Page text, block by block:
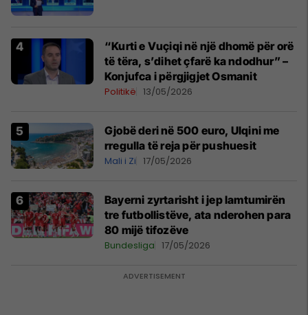
“Kurti e Vuçiqi në një dhomë për orë
të tëra, s’dihet çfarë ka ndodhur” –
Konjufca i përgjigjet Osmanit
Politikë 13/05/2026
Gjobë deri në 500 euro, Ulqini me
rregulla të reja për pushuesit
Mali i Zi 17/05/2026
Bayerni zyrtarisht i jep lamtumirën
tre futbollistëve, ata nderohen para
80 mijë tifozëve
Bundesliga 17/05/2026